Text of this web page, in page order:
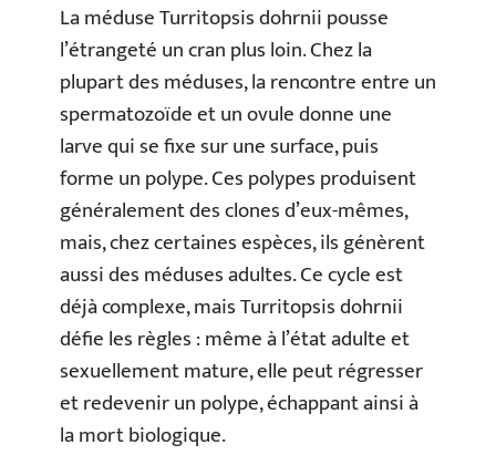
La méduse Turritopsis dohrnii pousse
l’étrangeté un cran plus loin. Chez la
plupart des méduses, la rencontre entre un
spermatozoïde et un ovule donne une
larve qui se fixe sur une surface, puis
forme un polype. Ces polypes produisent
généralement des clones d’eux-mêmes,
mais, chez certaines espèces, ils génèrent
aussi des méduses adultes. Ce cycle est
déjà complexe, mais Turritopsis dohrnii
défie les règles : même à l’état adulte et
sexuellement mature, elle peut régresser
et redevenir un polype, échappant ainsi à
la mort biologique.